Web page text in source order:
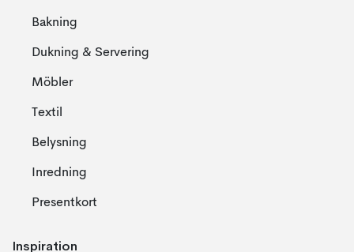
Bakning
Dukning & Servering
Möbler
Textil
Belysning
Inredning
Presentkort
Inspiration